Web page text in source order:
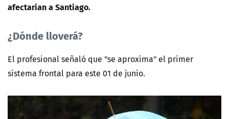
afectarían a Santiago.
¿Dónde lloverá?
El profesional señaló que "se aproxima" el primer
sistema frontal para este 01 de junio.